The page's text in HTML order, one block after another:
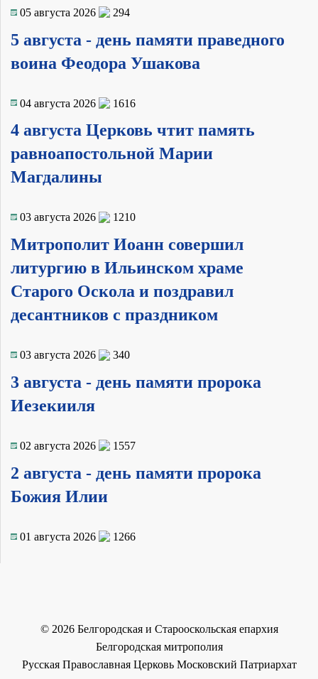
05 августа 2026 294
5 августа - день памяти праведного
воина Феодора Ушакова
04 августа 2026 1616
4 августа Церковь чтит память
равноапостольной Марии
Магдалины
03 августа 2026 1210
Митрополит Иоанн совершил
литургию в Ильинском храме
Старого Оскола и поздравил
десантников с праздником
03 августа 2026 340
3 августа - день памяти пророка
Иезекииля
02 августа 2026 1557
2 августа - день памяти пророка
Божия Илии
01 августа 2026 1266
© 2026Белгородская и Старооскольская епархия
Белгородская митрополия
Русская Православная Церковь Московский Патриархат